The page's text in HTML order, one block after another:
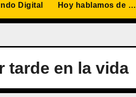
Digital Hoy hablamos de …
tarde en la vida